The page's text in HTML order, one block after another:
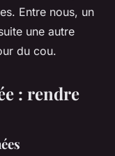
Entre nous, un
une autre
du cou.
: rendre